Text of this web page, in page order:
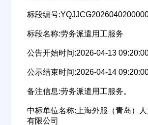
标段编号
标段名称:劳务派遣用工服务
公告开始时间:2026-04-13
公示结束时间:2026-04-14
备注信息:劳务派遣用工服务。
中标单位名称:上海外服（青岛）
有限公司